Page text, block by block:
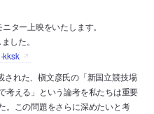
ター上映をいたします。
した。
kksk
された、槇文彦氏の「新国立競技場
考える」という論考を私たちは重要
。この問題をさらに深めたいと考